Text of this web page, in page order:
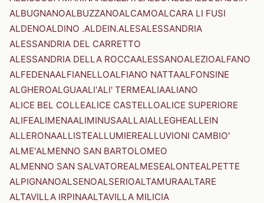
ALBUGNANOALBUZZANOALCAMOALCARA LI FUSI
ALDENOALDINO .ALDEIN.ALESALESSANDRIA
ALESSANDRIA DEL CARRETTO
ALESSANDRIA DELLA ROCCAALESSANOALEZIOALFANO
ALFEDENAALFIANELLOALFIANO NATTAALFONSINE
ALGHEROALGUAALI'ALI' TERMEALIAALIANO
ALICE BEL COLLEALICE CASTELLOALICE SUPERIORE
ALIFEALIMENAALIMINUSAALLAIALLEGHEALLEIN
ALLERONAALLISTEALLUMIEREALLUVIONI CAMBIO'
ALME'ALMENNO SAN BARTOLOMEO
ALMENNO SAN SALVATOREALMESEALONTEALPETTE
ALPIGNANOALSENOALSERIOALTAMURAALTARE
ALTAVILLA IRPINAALTAVILLA MILICIA